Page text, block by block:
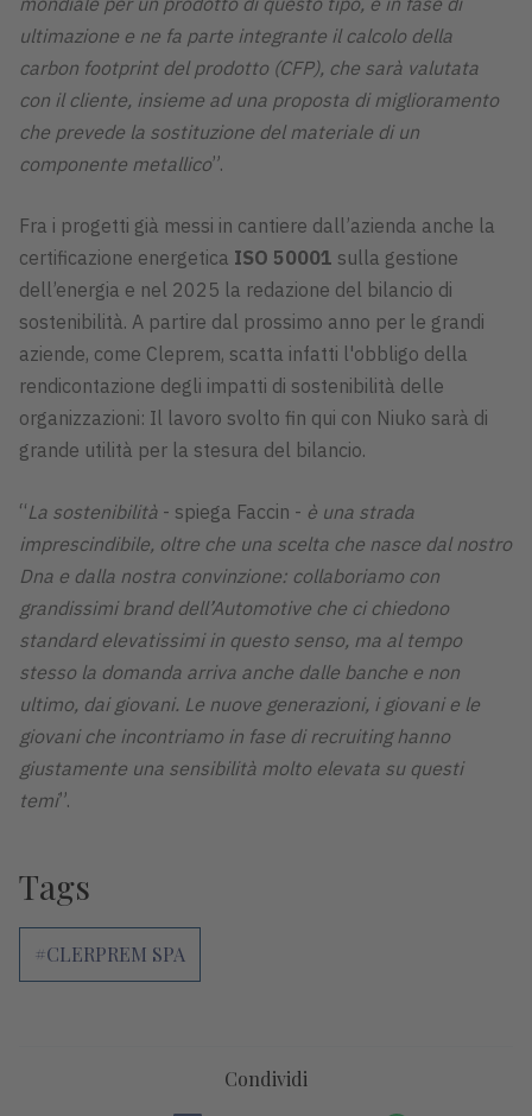
ultimazione e ne fa parte integrante il calcolo della
carbon footprint del prodotto (CFP), che sarà valutata
con il cliente, insieme ad una proposta di miglioramento
che prevede la sostituzione del materiale di un
componente metallico”.
Fra i progetti già messi in cantiere dall’azienda anche la
certificazione energetica ISO 50001 sulla gestione
dell’energia e nel 2025 la redazione del bilancio di
sostenibilità. A partire dal prossimo anno per le grandi
aziende, come Cleprem, scatta infatti l'obbligo della
rendicontazione degli impatti di sostenibilità delle
organizzazioni: Il lavoro svolto fin qui con Niuko sarà di
grande utilità per la stesura del bilancio.
“La sostenibilità - spiega Faccin - è una strada
imprescindibile, oltre che una scelta che nasce dal nostro
Dna e dalla nostra convinzione: collaboriamo con
grandissimi brand dell’Automotive che ci chiedono
standard elevatissimi in questo senso, ma al tempo
stesso la domanda arriva anche dalle banche e non
ultimo, dai giovani. Le nuove generazioni, i giovani e le
giovani che incontriamo in fase di recruiting hanno
giustamente una sensibilità molto elevata su questi
temi”.
Tags
#CLERPREM SPA
Condividi